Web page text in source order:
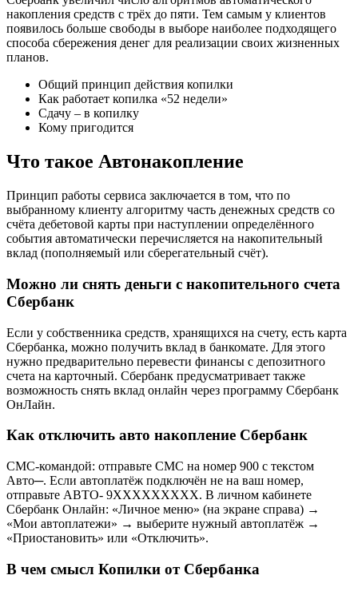
накопления средств с трёх до пяти. Тем самым у клиентов
появилось больше свободы в выборе наиболее подходящего
способа сбережения денег для реализации своих жизненных
планов.
Общий принцип действия копилки
Как работает копилка «52 недели»
Сдачу – в копилку
Кому пригодится
Что такое Автонакопление
Принцип работы сервиса заключается в том, что по
выбранному клиенту алгоритму часть денежных средств со
счёта дебетовой карты при наступлении определённого
события автоматически перечисляется на накопительный
вклад (пополняемый или сберегательный счёт).
Можно ли снять деньги с накопительного счета
Сбербанк
Если у собственника средств, хранящихся на счету, есть карта
Сбербанка, можно получить вклад в банкомате. Для этого
нужно предварительно перевести финансы с депозитного
счета на карточный. Сбербанк предусматривает также
возможность снять вклад онлайн через программу Сбербанк
ОнЛайн.
Как отключить авто накопление Сбербанк
СМС-командой: отправьте СМС на номер 900 с текстом
Авто─. Если автоплатёж подключён не на ваш номер,
отправьте АВТО- 9ХХХХХХХХХ. В личном кабинете
Сбербанк Онлайн: «Личное меню» (на экране справа) →
«Мои автоплатежи» → выберите нужный автоплатёж →
«Приостановить» или «Отключить».
В чем смысл Копилки от Сбербанка